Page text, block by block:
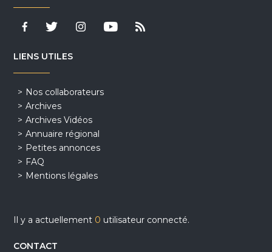
LIENS UTILES
Nos collaborateurs
Archives
Archives Vidéos
Annuaire régional
Petites annonces
FAQ
Mentions légales
Il y a actuellement 0 utilisateur connecté.
CONTACT